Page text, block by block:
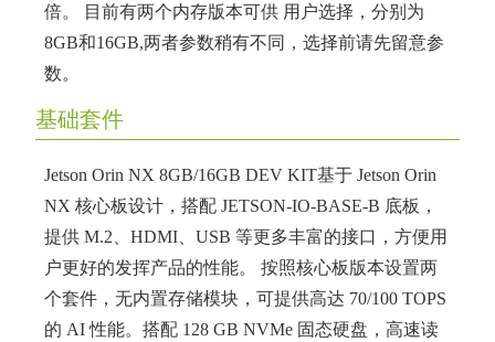
倍。 目前有两个内存版本可供 用户选择，分别为
8GB和16GB,两者参数稍有不同，选择前请先留意参
数。
基础套件
Jetson Orin NX 8GB/16GB DEV KIT基于 Jetson Orin
NX 核心板设计，搭配 JETSON-IO-BASE-B 底板，
提供 M.2、HDMI、USB 等更多丰富的接口，方便用
户更好的发挥产品的性能。 按照核心板版本设置两
个套件，无内置存储模块，可提供高达 70/100 TOPS
的 AI 性能。搭配 128 GB NVMe 固态硬盘，高速读